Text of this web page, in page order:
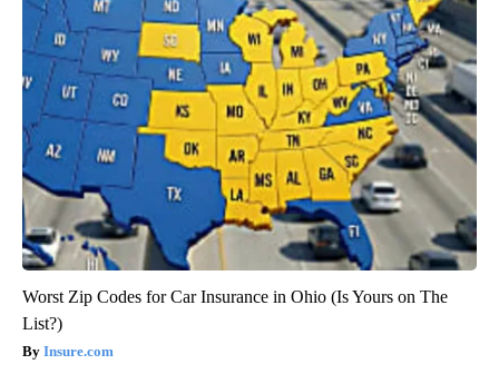
Worst Zip Codes for Car Insurance in Ohio (Is Yours on The
List?)
Insure.com